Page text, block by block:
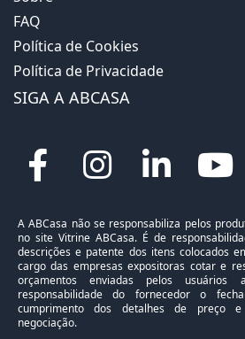
FAQ
Política de Cookies
Política de Privacidade
SIGA A ABCASA
A ABCasa não se responsabiliza pelos
no site Vitrine ABCasa. É de
descrições e patente dos itens colocados
cargo das empresas expositoras cotar e
orçamentos enviadas pelos
responsabilidade do fornecedor o
cumprimento dos detalhes de preço
negociação.